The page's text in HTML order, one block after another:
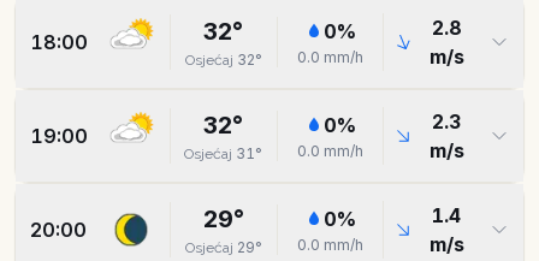
18:00 32°
Osjećaj 32°
0%
0.0 mm/h
2.8
m/s
19:00 32°
Osjećaj 31°
0%
0.0 mm/h
2.3
m/s
20:00 29°
Osjećaj 29°
0%
0.0 mm/h
1.4
m/s